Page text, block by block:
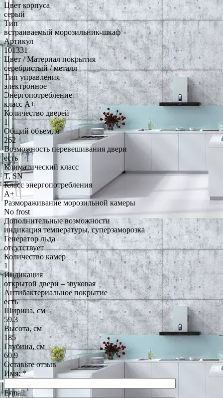
Цвет корпуса
серый
Тип
встраиваемый морозильник-шкаф
Артикул
101331
Цвет / Материал покрытия
серебристый / металл
Тип управления
электронное
Энергопотребление
класс A+
Количество дверей
1
Общий объем, л
262
Возможность перевешивания двери
есть
Климатический класс
T, SN
Класс энергопотребления
A+
Размораживание морозильной камеры
No frost
Дополнительные возможности
индикация температуры, суперзаморозка
Генератор льда
отсутствует
Количество камер
1
Индикация
открытой двери – звуковая
Антибактериальное покрытие
есть
Ширина, см
59.3
Высота, см
185
Глубина, см
60.9
Оставьте отзыв
Имя:*
E-mail: